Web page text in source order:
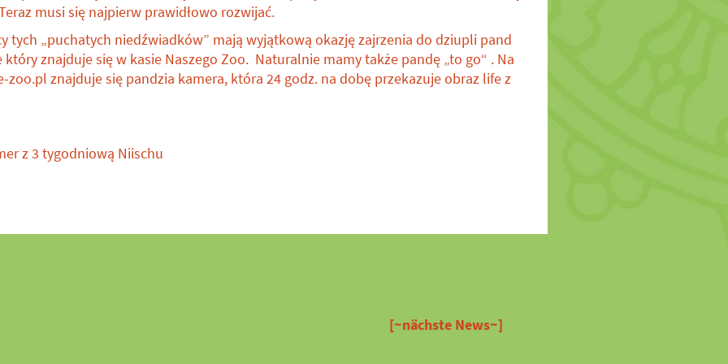
musi się najpierw prawidłowo rozwijać.
tych „puchatych niedźwiadków” mają wyjątkową okazję zajrzenia do dziupli pand
znajduje się w kasie Naszego Zoo. Naturalnie mamy także pandę „to go“ . Na
znajduje się pandzia kamera, która 24 godz. na dobę przekazuje obraz life z
z 3 tygodniową Niischu
[~nächste News~]